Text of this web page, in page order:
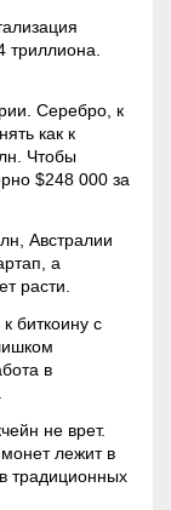
триллиона.
Серебро, к
как к
Чтобы
$248 000 за
Австралии
а
расти.
биткоину с
в
не врет.
лежит в
традиционных